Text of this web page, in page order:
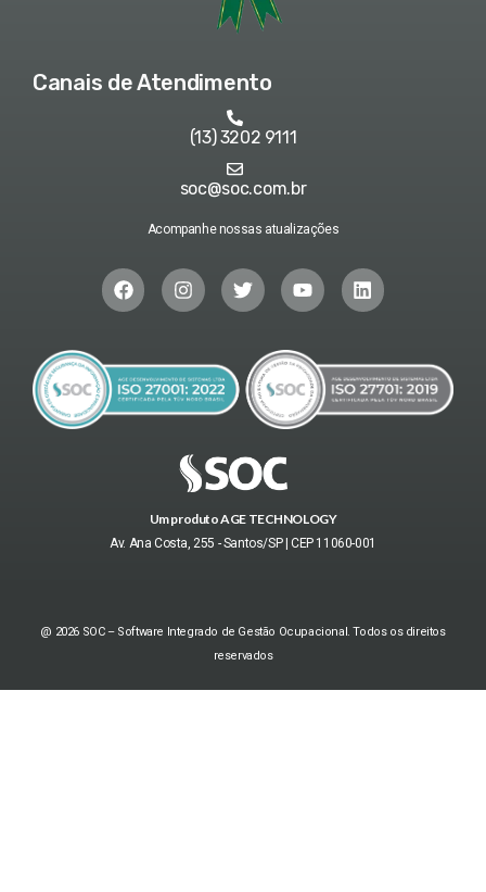
Canais de Atendimento
(13) 3202 9111
soc@soc.com.br
Acompanhe nossas atualizações
Um produto AGE TECHNOLOGY
Av. Ana Costa, 255 - Santos/SP | CEP 11060-001
@ 2026 SOC – Software Integrado de Gestão Ocupacional. Todos os direitos
reservados